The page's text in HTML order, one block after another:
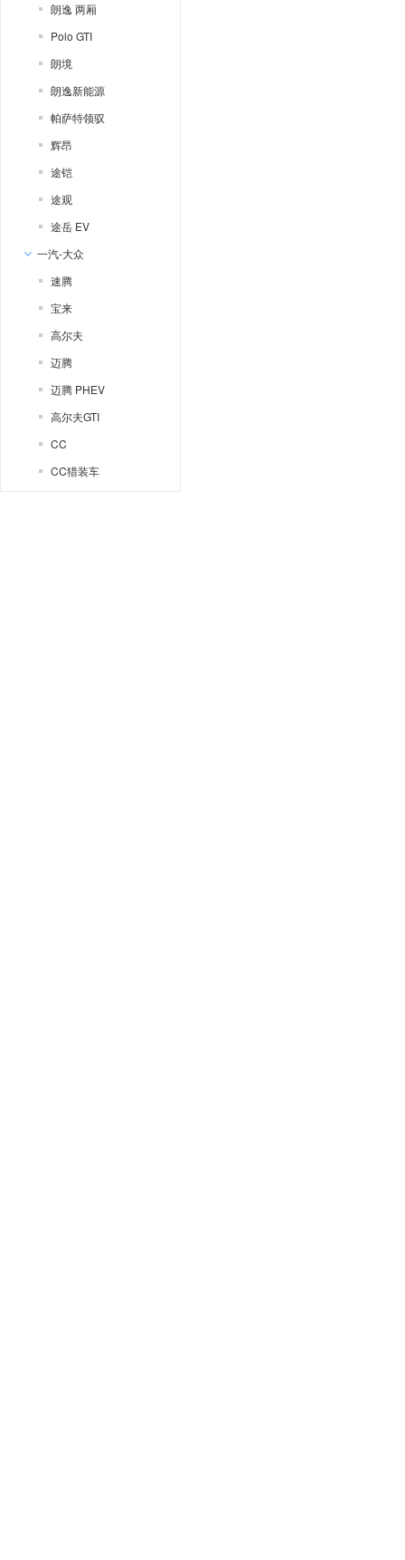
朗逸 两厢
Polo GTI
朗境
朗逸新能源
帕萨特领驭
辉昂
途铠
途观
途岳 EV
一汽-大众
速腾
宝来
高尔夫
迈腾
迈腾 PHEV
高尔夫GTI
CC
CC猎装车